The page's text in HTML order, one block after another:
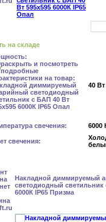
на складе
40 Вт
свечения: 6000
свечения:
Накладной диммируемый
светодиодный светильник
6000К IP65 Призма